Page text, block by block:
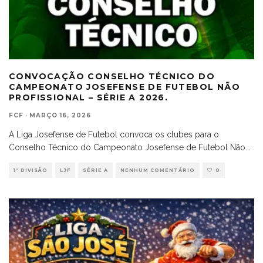
CONVOCAÇÃO CONSELHO TÉCNICO DO
CAMPEONATO JOSEFENSE DE FUTEBOL NÃO
PROFISSIONAL – SÉRIE A 2026.
FCF · MARÇO 16, 2026
A Liga Josefense de Futebol convoca os clubes para o
Conselho Técnico do Campeonato Josefense de Futebol Não
1ª DIVISÃO LJF SÉRIE A NENHUM COMENTÁRIO 0